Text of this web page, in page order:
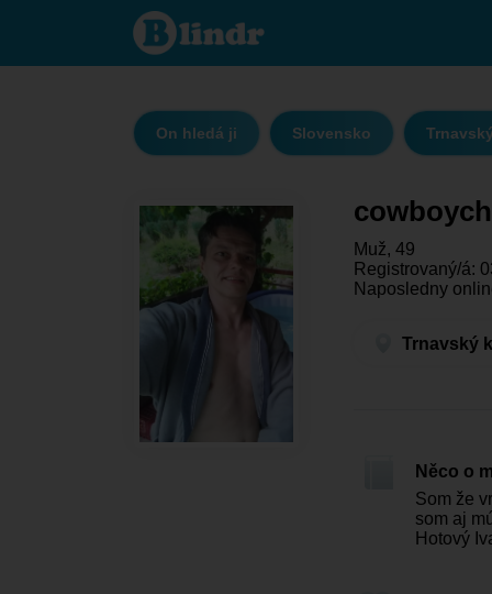
cowboychlap
- On hledá ji
Trnavský kraj
On hledá ji Slovensko
Muž, 49
Registrovaný/á:
Naposledny
Trnavský
Něco o
Som že
som aj
Hotový